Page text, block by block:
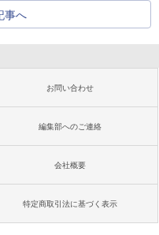
事へ
お問い合わせ
編集部へのご連絡
会社概要
特定商取引法に基づく表示